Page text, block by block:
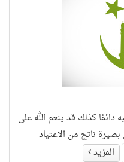
دائمًا كذلك قد ينعم الله على
بصيرة ناتج من الاعتياد
المزيد